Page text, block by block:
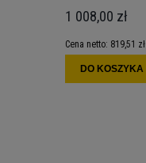
1 008,00 zł
Cena netto: 819,51 zł
DO KOSZYKA